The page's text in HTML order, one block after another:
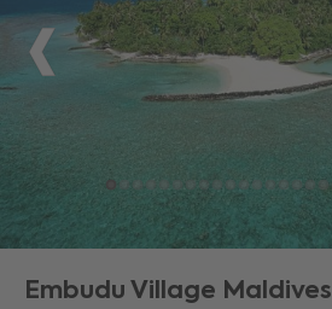
Embudu Village Maldives